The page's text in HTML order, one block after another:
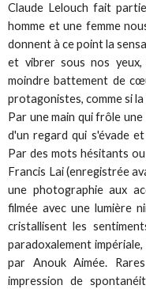
Claude Lelouch fait
homme et une femme
donnent à ce point la
et vibrer sous nos
moindre battement de
protagonistes, comme si
Par une main qui frôle
d'un regard qui s'évade
Par des mots hésitants
Francis Lai (enregistrée
une photographie aux
filmée avec une lumière
cristallisent les
paradoxalement
par Anouk Aimée.
impression de